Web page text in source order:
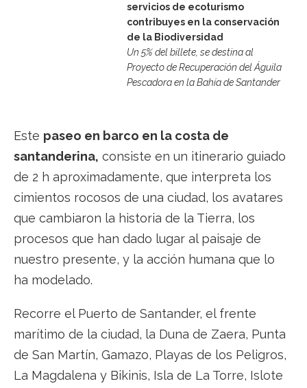
servicios de ecoturismo
contribuyes en la conservación
de la Biodiversidad
Un 5% del billete, se destina al
Proyecto de Recuperación del Águila
Pescadora en la Bahía de Santander
Este paseo en barco en la costa de
santanderina, consiste en un itinerario guiado
de 2 h aproximadamente, que interpreta los
cimientos rocosos de una ciudad, los avatares
que cambiaron la historia de la Tierra, los
procesos que han dado lugar al paisaje de
nuestro presente, y la acción humana que lo
ha modelado.
Recorre el Puerto de Santander, el frente
marítimo de la ciudad, la Duna de Zaera, Punta
de San Martín, Gamazo, Playas de los Peligros,
La Magdalena y Bikinis, Isla de La Torre, Islote